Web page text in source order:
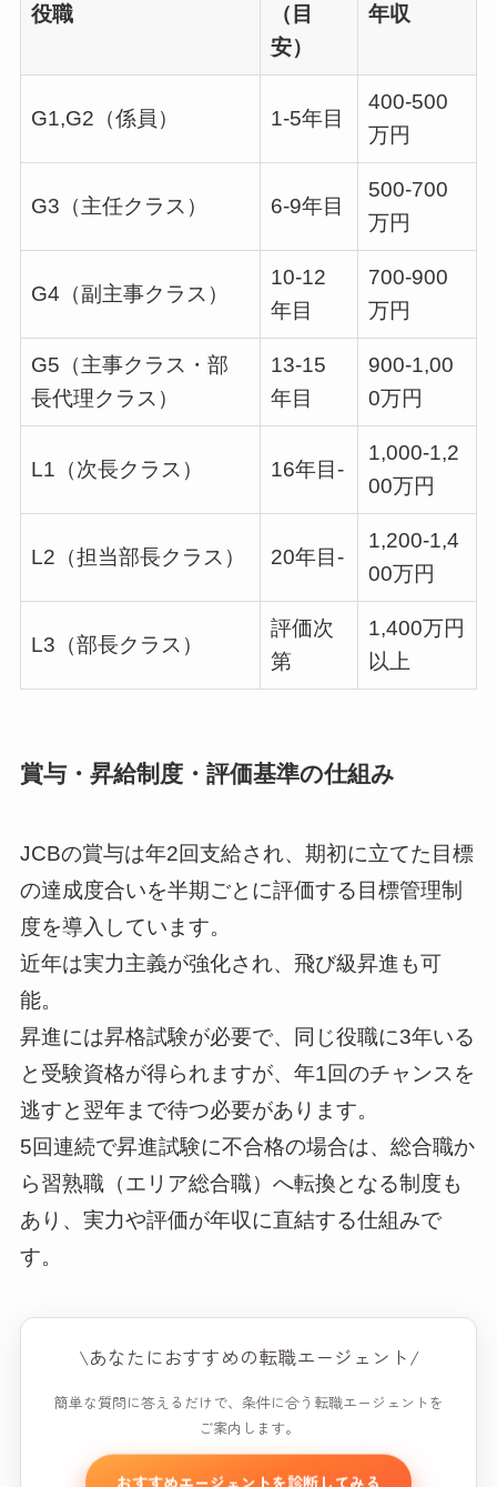
役職
（目
安）
年収
G1,G2（係員） 1-5年目
400-500
万円
G3（主任クラス） 6-9年目
500-700
万円
G4（副主事クラス）
10-12
年目
700-900
万円
G5（主事クラス・部
長代理クラス）
13-15
年目
900-1,00
0万円
L1（次長クラス） 16年目-
1,000-1,2
00万円
L2（担当部長クラス） 20年目-
1,200-1,4
00万円
L3（部長クラス）
評価次
第
1,400万円
以上
賞与・昇給制度・評価基準の仕組み
JCBの賞与は年2回支給され、期初に立てた目標
の達成度合いを半期ごとに評価する目標管理制
度を導入しています。
近年は実力主義が強化され、飛び級昇進も可
能。
昇進には昇格試験が必要で、同じ役職に3年いる
と受験資格が得られますが、年1回のチャンスを
逃すと翌年まで待つ必要があります。
5回連続で昇進試験に不合格の場合は、総合職か
ら習熟職（エリア総合職）へ転換となる制度も
あり、実力や評価が年収に直結する仕組みで
す。
\あなたにおすすめの転職エージェント/
簡単な質問に答えるだけで、条件に合う転職エージェントを
ご案内します。